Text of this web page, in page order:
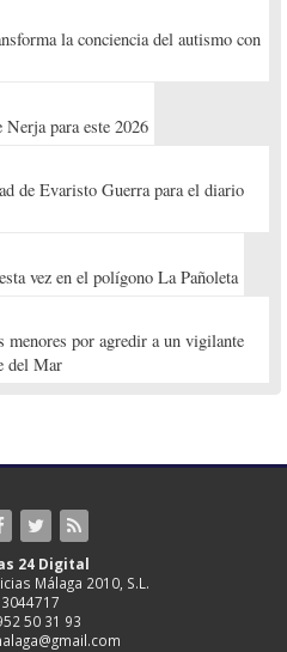
la conciencia del autismo con
Nerja para este 2026
de Evaristo Guerra para el diario
vez en el polígono La Pañoleta
por agredir a un vigilante
del Mar
24 Digital
Málaga 2010, S.L.
50 31 93